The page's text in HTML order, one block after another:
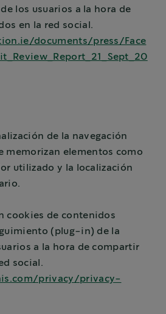
los usuarios a la hora de
en la red social.
documents/press/Face
de la navegación
memorizan elementos como
utilizado y la localización
cookies de contenidos
(plug-in) de la
a la hora de compartir
social.
privacy/privacy-